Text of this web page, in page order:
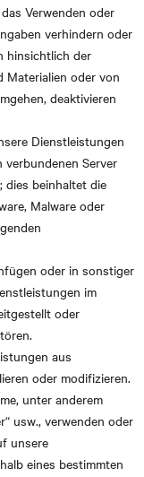
Verwenden oder
verhindern oder
hinsichtlich der
oder von
deaktivieren
Dienstleistungen
Server
beinhaltet die
Malware oder
oder in sonstiger
im
oder
aus
oder modifizieren.
unter anderem
usw., verwenden oder
unsere
eines bestimmten